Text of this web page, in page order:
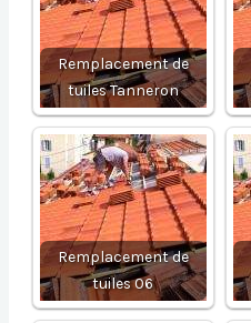
Remplacement de
tuiles Tanneron
Remplacement de
tuiles 06